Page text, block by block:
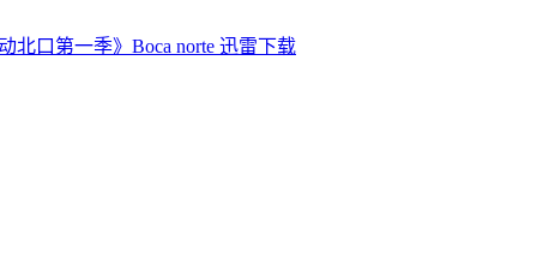
北口第一季》Boca norte 迅雷下载